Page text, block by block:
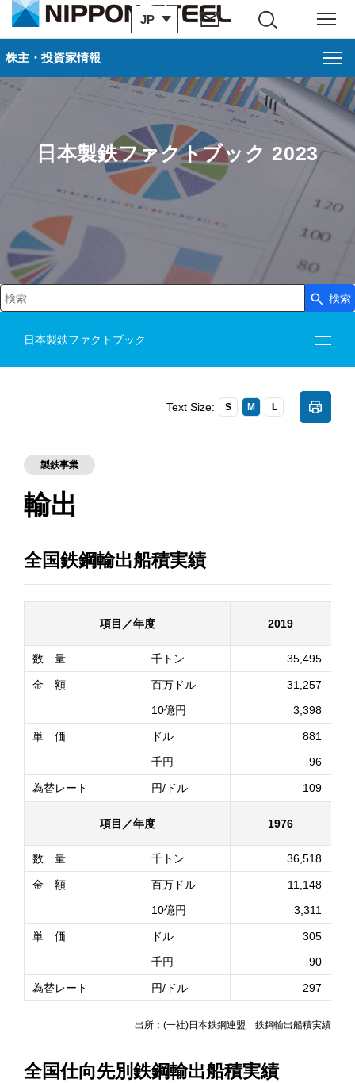
JP
サイト内検索 メニュー
日本製鉄ファクトブック 2023
検索キーワード入力
検索
日本製鉄ファクトブック
Text Size: S M L
製鉄事業
輸出
全国鉄鋼輸出船積実績
項目／年度 2019
数 量 千トン 35,495
金 額 百万ドル
31,257
10億円
3,398
単 価 ドル
881
千円
96
為替レート 円/ドル 109
項目／年度 1976
数 量 千トン 36,518
金 額 百万ドル
11,148
10億円
3,311
単 価 ドル
305
千円
90
為替レート 円/ドル 297
出所：(一社)日本鉄鋼連盟 鉄鋼輸出船積実績
全国仕向先別鉄鋼輸出船積実績
株主・投資家情報